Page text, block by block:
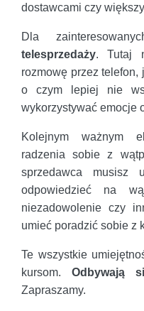
dostawcami czy
Dla
telesprzedaży. Tutaj
rozmowę przez telefon,
o czym lepiej nie
wykorzystywać emocje
Kolejnym ważnym
radzenia sobie z
sprzedawca musisz
odpowiedzieć na
niezadowolenie czy
umieć poradzić sobie z
Te wszystkie
kursom. Odbywają
Zapraszamy.